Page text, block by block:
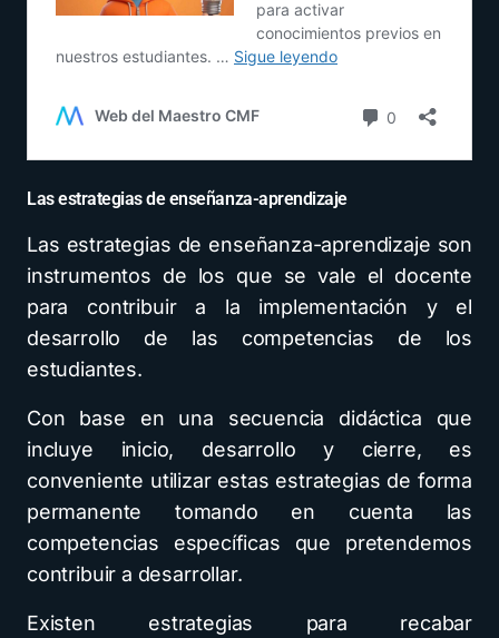
Las estrategias de enseñanza-aprendizaje
Las estrategias de enseñanza-aprendizaje son
instrumentos de los que se vale el docente
para contribuir a la implementación y el
desarrollo de las competencias de los
estudiantes.
Con base en una secuencia didáctica que
incluye inicio, desarrollo y cierre, es
conveniente utilizar estas estrategias de forma
permanente tomando en cuenta las
competencias específicas que pretendemos
contribuir a desarrollar.
Existen estrategias para recabar